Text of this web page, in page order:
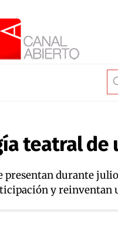
teatral
durante
y